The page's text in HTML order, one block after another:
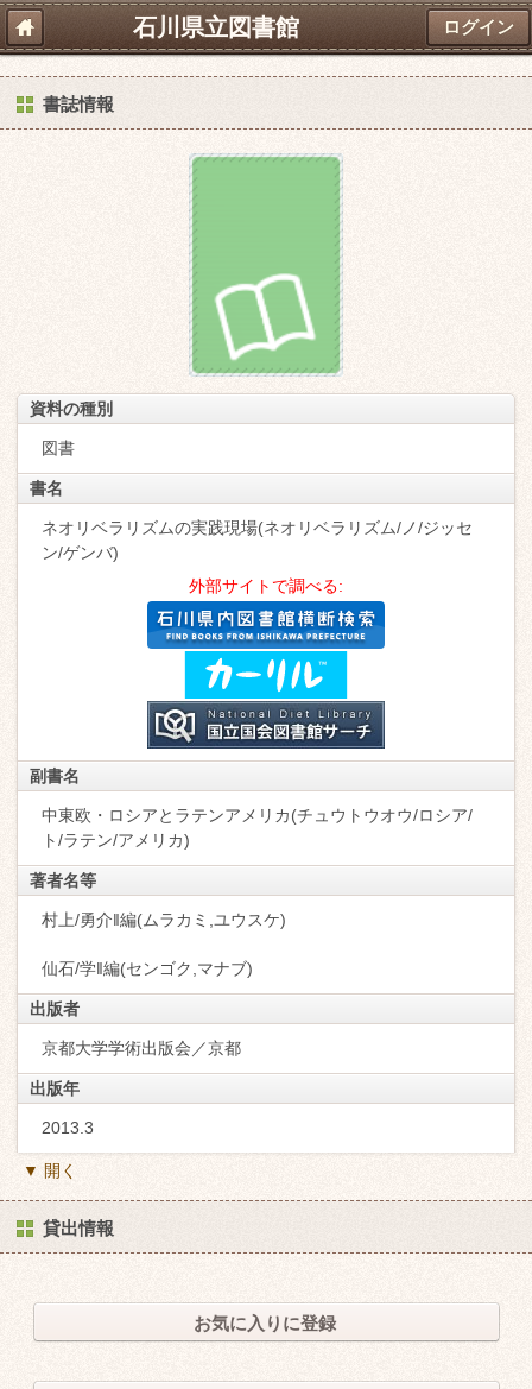
石川県立図書館 ログイン
書誌情報
資料の種別
図書
書名
ネオリベラリズムの実践現場(ネオリベラリズム/ノ/ジッセ
ン/ゲンバ)
外部サイトで調べる:
副書名
中東欧・ロシアとラテンアメリカ(チュウトウオウ/ロシア/
ト/ラテン/アメリカ)
著者名等
村上/勇介‖編(ムラカミ,ユウスケ)
仙石/学‖編(センゴク,マナブ)
出版者
京都大学学術出版会／京都
出版年
2013.3
▼ 開く
貸出情報
お気に入りに登録